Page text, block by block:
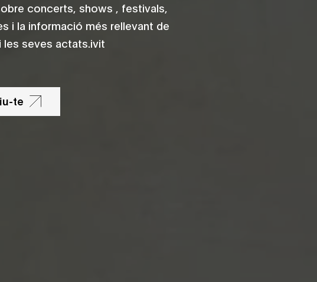
concerts, shows , festivals,
i la informació més rellevant de
i les seves actats.ivit
te